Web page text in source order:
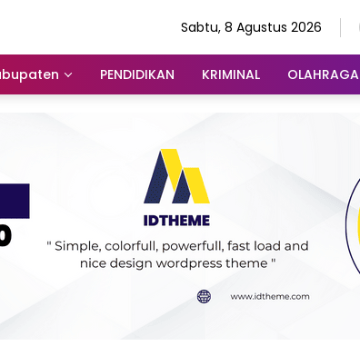
Sabtu, 8 Agustus 2026
PENDIDIKAN KRIMINAL OLAHRAGA